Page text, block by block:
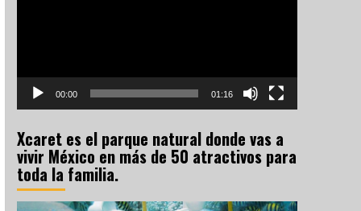
00:00 01:16
Xcaret es el parque natural donde vas a
vivir México en más de 50 atractivos para
toda la familia.